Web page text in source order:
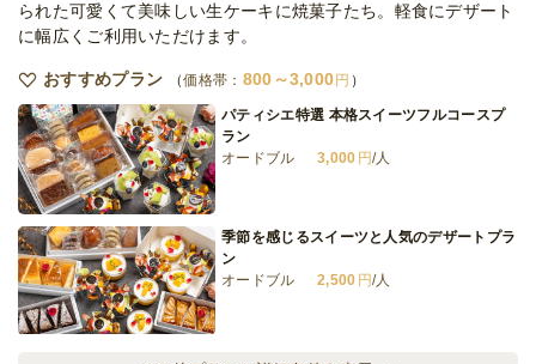
られた可愛くて美味しい生ケーキに焼菓子たち。軽食にデザート
に幅広くご利用いただけます。
おすすめプラン 価格帯： 800～3,000 円
パティシエ特選 本格スイーツフルコースプ
ラン
オードブル
3,000 円/人
季節を感じるスイーツと人気のデザートプラ
ン
オードブル
2,500 円/人
特製プリン2種と王道ケーキ3種の贅沢プラ